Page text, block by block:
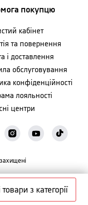
про наявність
товари з категорії
покупцю
кабінет
та повернення
і доставлення
обслуговування
конфіденційності
лояльності
центри